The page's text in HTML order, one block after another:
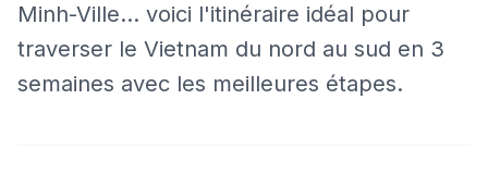
Minh-Ville… voici l'itinéraire idéal pour
traverser le Vietnam du nord au sud en 3
semaines avec les meilleures étapes.